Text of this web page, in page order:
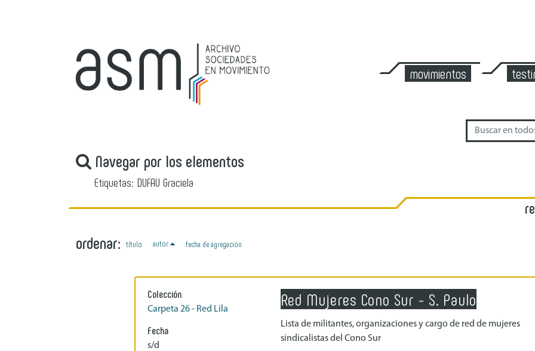
movimientos
Navegar por los elementos
Etiquetas: DUFAU Graciela
ordenar: título autor fecha de agregación
Colección
Carpeta 26 - Red Lila
Fecha
s/d
Red Mujeres Cono Sur - S. Paulo
Lista de militantes, organizaciones y cargo de red de mujeres
sindicalistas del Cono Sur